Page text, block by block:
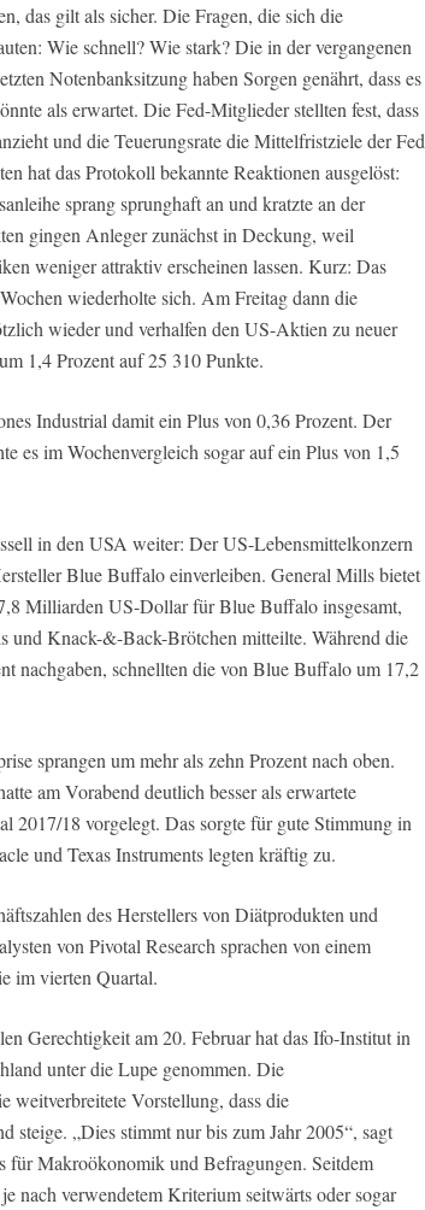
das gilt als sicher. Die Fragen, die sich die
Wie schnell? Wie stark? Die in der vergangenen
Notenbanksitzung haben Sorgen genährt, dass es
als erwartet. Die Fed-Mitglieder stellten fest, dass
und die Teuerungsrate die Mittelfristziele der Fed
hat das Protokoll bekannte Reaktionen ausgelöst:
sprang sprunghaft an und kratzte an der
gingen Anleger zunächst in Deckung, weil
weniger attraktiv erscheinen lassen. Kurz: Das
wiederholte sich. Am Freitag dann die
wieder und verhalfen den US-Aktien zu neuer
1,4 Prozent auf 25 310 Punkte.
Industrial damit ein Plus von 0,36 Prozent. Der
es im Wochenvergleich sogar auf ein Plus von 1,5
in den USA weiter: Der US-Lebensmittelkonzern
Blue Buffalo einverleiben. General Mills bietet
Milliarden US-Dollar für Blue Buffalo insgesamt,
und Knack-&-Back-Brötchen mitteilte. Während die
nachgaben, schnellten die von Blue Buffalo um 17,2
sprangen um mehr als zehn Prozent nach oben.
am Vorabend deutlich besser als erwartete
2017/18 vorgelegt. Das sorgte für gute Stimmung in
und Texas Instruments legten kräftig zu.
des Herstellers von Diätprodukten und
von Pivotal Research sprachen von einem
im vierten Quartal.
Gerechtigkeit am 20. Februar hat das Ifo-Institut in
unter die Lupe genommen. Die
weitverbreitete Vorstellung, dass die
steige. „Dies stimmt nur bis zum Jahr 2005“, sagt
für Makroökonomik und Befragungen. Seitdem
nach verwendetem Kriterium seitwärts oder sogar